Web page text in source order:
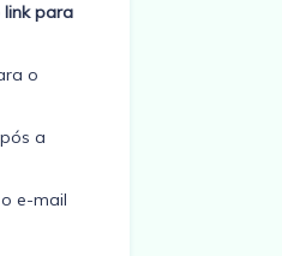
para
o
a
e-mail